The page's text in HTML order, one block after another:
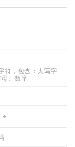
符，包含：大写字
、数字
*